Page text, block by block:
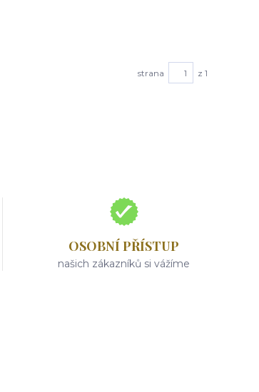
strana z 1
OSOBNÍ PŘÍSTUP
našich zákazníků si vážíme